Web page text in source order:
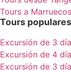
Tours a
Tours
Excursión de 3
Excursión de 4
Excursión de 3